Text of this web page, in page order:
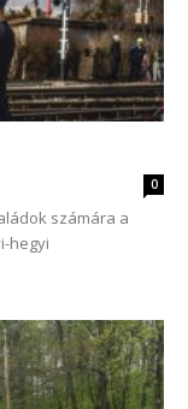
0
számára a
hegyi